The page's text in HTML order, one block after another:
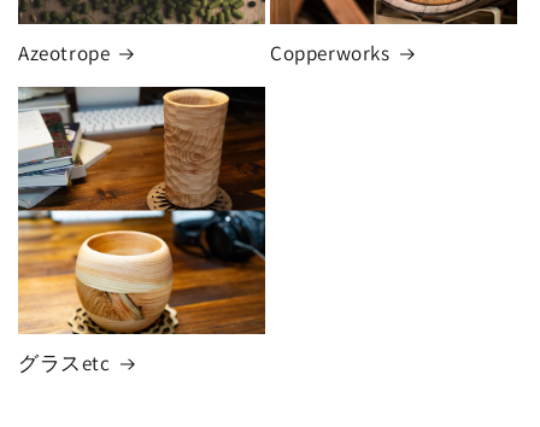
Azeotrope Copperworks
グラスetc